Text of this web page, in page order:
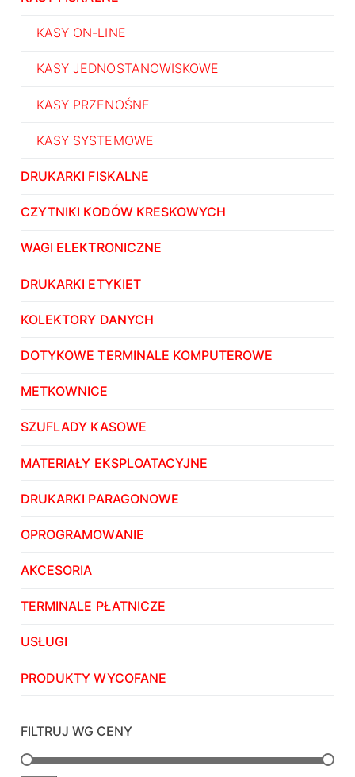
KASY ON-LINE
KASY JEDNOSTANOWISKOWE
KASY PRZENOŚNE
KASY SYSTEMOWE
DRUKARKI FISKALNE
CZYTNIKI KODÓW KRESKOWYCH
WAGI ELEKTRONICZNE
DRUKARKI ETYKIET
KOLEKTORY DANYCH
DOTYKOWE TERMINALE KOMPUTEROWE
METKOWNICE
SZUFLADY KASOWE
MATERIAŁY EKSPLOATACYJNE
DRUKARKI PARAGONOWE
OPROGRAMOWANIE
AKCESORIA
TERMINALE PŁATNICZE
USŁUGI
PRODUKTY WYCOFANE
FILTRUJ WG CENY